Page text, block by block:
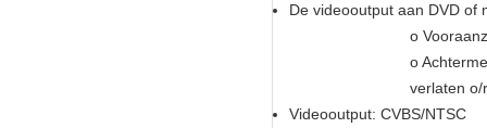
De videooutput aan DVD of
o
o
verlaten o/
Videooutput: CVBS/NTSC